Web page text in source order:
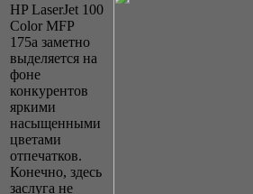
HP LaserJet 100
Color MFP
175a заметно
выделяется на
фоне
конкурентов
яркими
насыщенными
цветами
отпечатков.
Конечно, здесь
заслуга не